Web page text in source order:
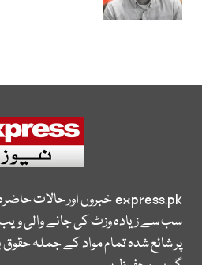
express.pkخبروں اور حالات
سب سے زیادہ وزٹ کی جانے والی
پر شائع شدہ تمام مواد کے جملہ